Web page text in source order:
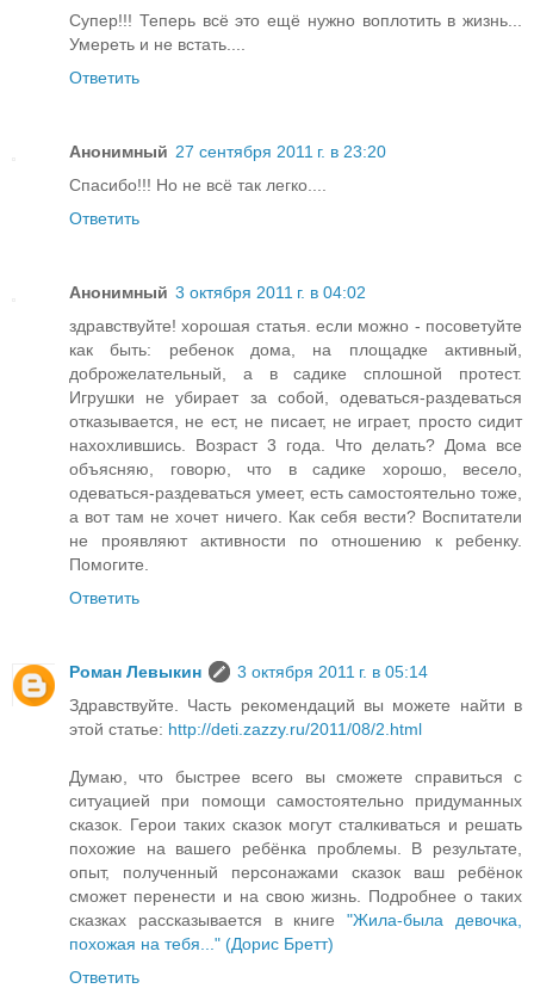
Супер!!! Теперь всё это ещё нужно воплотить в жизнь...
Умереть и не встать....
Ответить
Анонимный 27 сентября 2011 г. в 23:20
Спасибо!!! Но не всё так легко....
Ответить
Анонимный 3 октября 2011 г. в 04:02
здравствуйте! хорошая статья. если можно - посоветуйте
как быть: ребенок дома, на площадке активный,
доброжелательный, а в садике сплошной протест.
Игрушки не убирает за собой, одеваться-раздеваться
отказывается, не ест, не писает, не играет, просто сидит
нахохлившись. Возраст 3 года. Что делать? Дома все
объясняю, говорю, что в садике хорошо, весело,
одеваться-раздеваться умеет, есть самостоятельно тоже,
а вот там не хочет ничего. Как себя вести? Воспитатели
не проявляют активности по отношению к ребенку.
Помогите.
Ответить
Роман Левыкин
3 октября 2011 г. в 05:14
Здравствуйте. Часть рекомендаций вы можете найти в
этой статье: http://deti.zazzy.ru/2011/08/2.html
Думаю, что быстрее всего вы сможете справиться с
ситуацией при помощи самостоятельно придуманных
сказок. Герои таких сказок могут сталкиваться и решать
похожие на вашего ребёнка проблемы. В результате,
опыт, полученный персонажами сказок ваш ребёнок
сможет перенести и на свою жизнь. Подробнее о таких
сказках рассказывается в книге"Жила-была девочка,
похожая на тебя..." (Дорис Бретт)
Ответить